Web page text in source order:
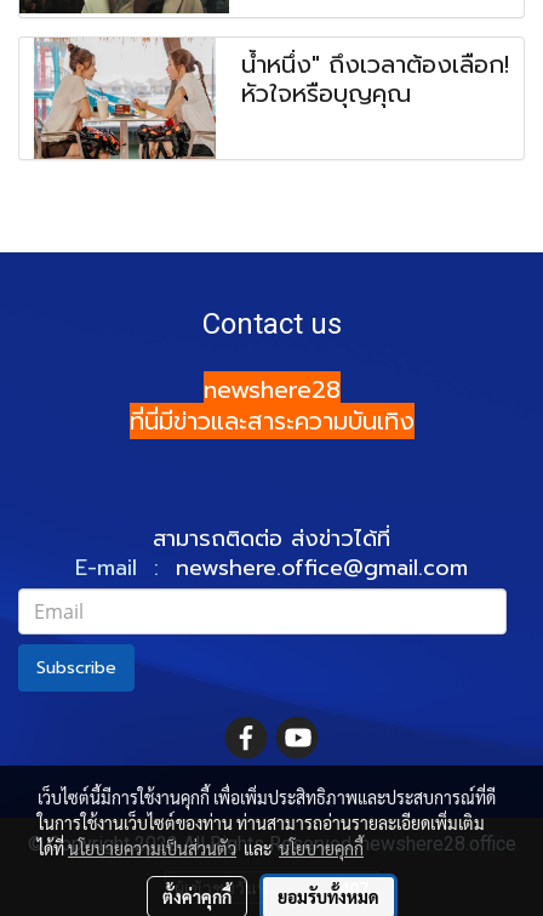
น้ำหนึ่ง" ถึงเวลาต้องเลือก!
หัวใจหรือบุญคุณ
Contact us
newshere28
ที่นี่มีข่าวและสาระความบันเทิง
สามารถติดต่อ ส่งข่าวได้ที่
E-mail : newshere.office@gmail.com
Subscribe
© Copyright 2022 All Rights Reserved. newshere28.office
ผู้เข้าชมวันนี้
407
เว็บไซต์นี้มีการใช้งานคุกกี้ เพื่อเพิ่มประสิทธิภาพและประสบการณ์ที่ดี
ในการใช้งานเว็บไซต์ของท่าน ท่านสามารถอ่านรายละเอียดเพิ่มเติม
ได้ที่นโยบายความเป็นส่วนตัวและนโยบายคุกกี้
ตั้งค่าคุกกี้ ยอมรับทั้งหมด